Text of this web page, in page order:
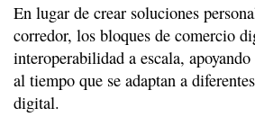
En lugar de crear soluciones
corredor, los bloques de comercio
interoperabilidad a escala,
al tiempo que se adaptan a
digital.